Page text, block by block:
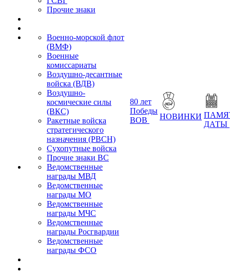
Прочие знаки
Военно-морской флот
(ВМФ)
Военные
комиссариаты
Воздушно-десантные
войска (ВДВ)
Воздушно-
космические силы
(ВКС)
Ракетные войска
стратегического
назначения (РВСН)
Сухопутные войска
Прочие знаки ВС
Ведомственные
награды МВД
Ведомственные
награды МО
Ведомственные
награды МЧС
Ведомственные
награды Росгвардии
Ведомственные
награды ФСО
80 лет
Победы
ВОВ
НОВИНКИ
ДАТЫ